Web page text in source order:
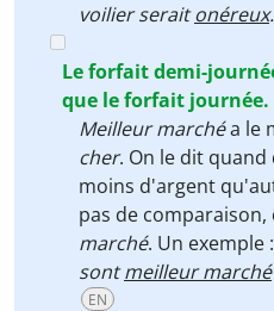
voilier seraitonéreux.
Le forfait demi-
que le forfait journée.
Meilleur marchéa le
cher. On le dit
moins d'argent
pas de
marché. Un exemple :
sontmeilleur marché
EN